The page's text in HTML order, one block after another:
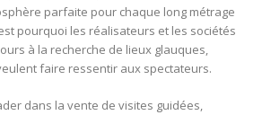
parfaite pour chaque long métrage
pourquoi les réalisateurs et les sociétés
à la recherche de lieux glauques,
faire ressentir aux spectateurs.
dans la vente de visites guidées,